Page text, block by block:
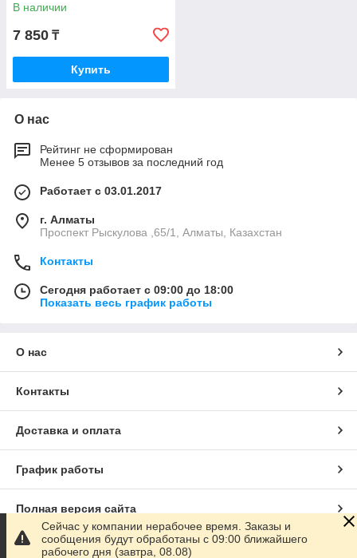
В наличии
7 850 ₸
Купить
О нас
Рейтинг не сформирован
Менее 5 отзывов за последний год
Работает с 03.01.2017
г. Алматы
Проспект Рыскулова ,65/1, Алматы, Казахстан
Контакты
Сегодня работает с 09:00 до 18:00
Показать весь график работы
О нас
Контакты
Доставка и оплата
График работы
Полная версия сайта
Сайт создан на маркетплейсеSatu.kz
Сейчас у компании нерабочее время. Заказы и
сообщения будут обработаны с 09:00 ближайшего
рабочего дня (завтра, 08.08)